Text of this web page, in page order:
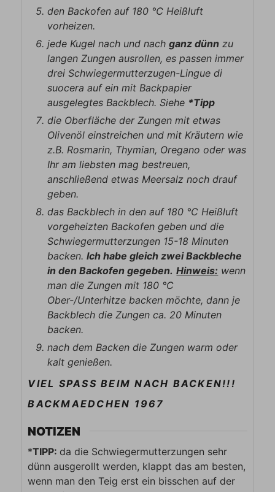
den Backofen auf 180 ℃ Heißluft
vorheizen.
jede Kugel nach und nachganz dünn zu
langen Zungen ausrollen, es passen immer
drei Schwiegermutterzugen-Lingue di
suocera auf ein mit Backpapier
ausgelegtes Backblech. Siehe *Tipp
die Oberfläche der Zungen mit etwas
Olivenöl einstreichen und mit Kräutern wie
z.B. Rosmarin, Thymian, Oregano oder was
Ihr am liebsten mag bestreuen,
anschließend etwas Meersalz noch drauf
geben.
das Backblech in den auf 180 °C Heißluft
vorgeheizten Backofen geben und die
Schwiegermutterzungen 15-18 Minuten
backen.Ich habe gleich zwei Backbleche
in den Backofen gegeben. Hinweis: wenn
man die Zungen mit 180 °C
Ober-/Unterhitze backen möchte, dann je
Backblech die Zungen ca. 20 Minuten
backen.
nach dem Backen die Zungen warm oder
kalt genießen.
VIEL SPASS BEIM NACH BACKEN!!!
BACKMAEDCHEN 1967
NOTIZEN
*TIPP: da die Schwiegermutterzungen sehr
dünn ausgerollt werden, klappt das am besten,
wenn man den Teig erst ein bisschen auf der